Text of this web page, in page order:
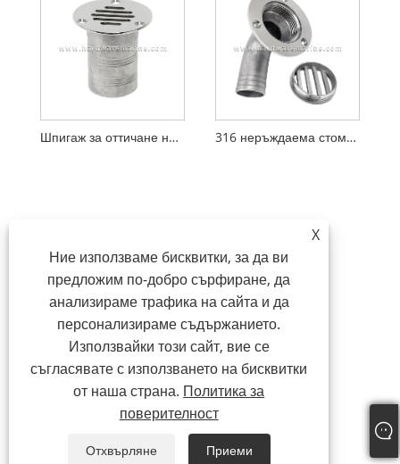
Шпигаж за оттичане на палубата на лодката от неръждаема стомана 316 316 неръждаема стомана 90 градуса Подвижен дренаж на морската палуба
X
Ние използваме бисквитки, за да ви
предложим по-добро сърфиране, да
анализираме трафика на сайта и да
персонализираме съдържанието.
Използвайки този сайт, вие се
съгласявате с използването на бисквитки
от наша страна. Политика за
поверителност
Отхвърляне Приеми